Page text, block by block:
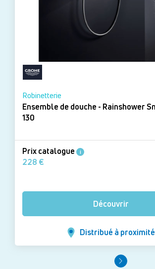
Robinetterie
Ensemble de douche - Rainshower SmartActive
130
Prix catalogue i
228 €
Découvrir
Distribué à proximité